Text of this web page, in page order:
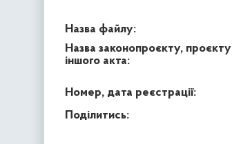
Назва файлу:
Назва законопроєкту, проєкту
іншого акта:
Номер, дата реєстрації:
Поділитись: